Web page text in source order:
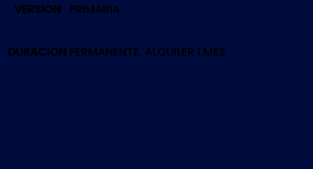
PS5
VERSION PRIMARIA
DURACION PERMANENTE, ALQUILER 1 MES